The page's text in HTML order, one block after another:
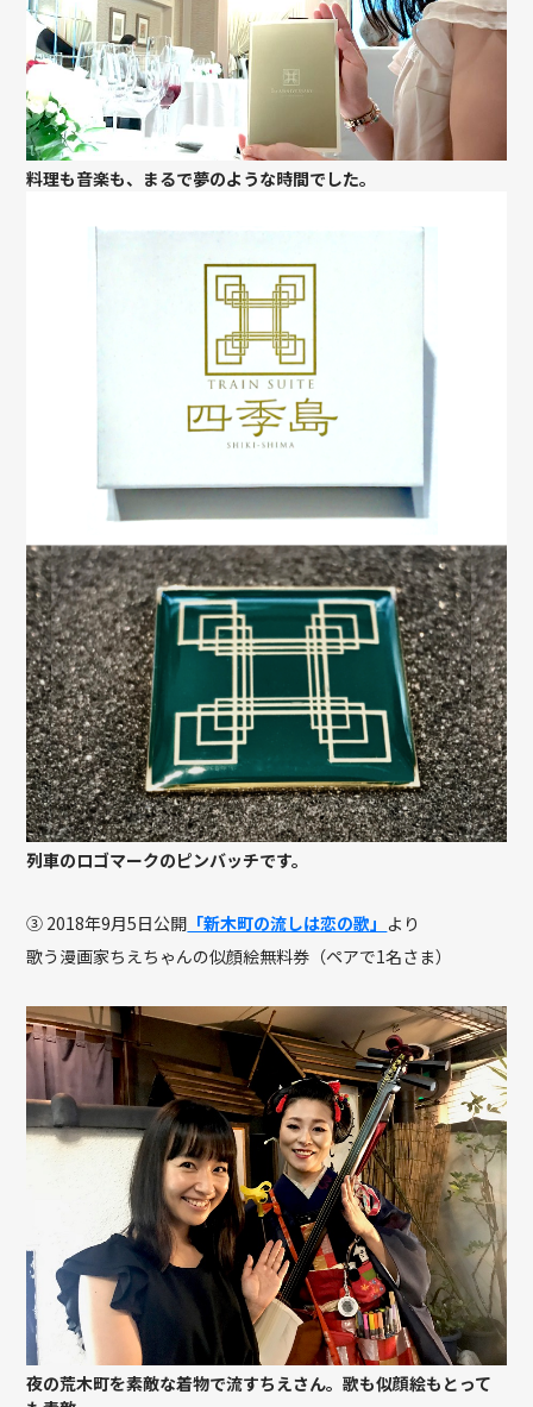
料理も音楽も、まるで夢のような時間でした。
列車のロゴマークのピンバッチです。
③ 2018年9月5日公開 「新木町の流しは恋の歌」 より
歌う漫画家ちえちゃんの似顔絵無料券（ペアで1名さま）
夜の荒木町を素敵な着物で流すちえさん。歌も似顔絵もとって